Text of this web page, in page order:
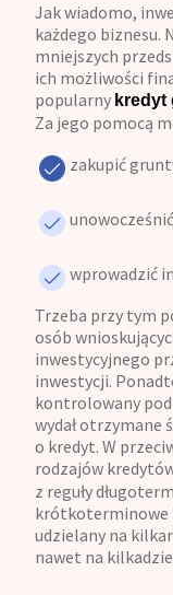
Jak wiadomo,
każdego biznesu.
mniejszych
ich możliwości
popularny kredyt
Za jego pomocą
zakupić
wprowadzić
Trzeba przy tym
osób
inwestycyjnego
inwestycji.
kontrolowany
wydał otrzymane
o kredyt. W
rodzajów
z reguły
krótkoterminowe
udzielany na
nawet na